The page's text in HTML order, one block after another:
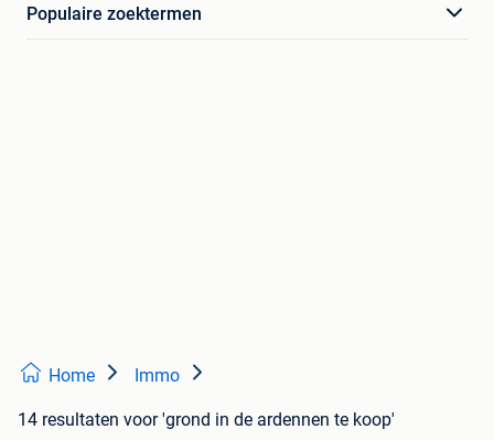
Populaire zoektermen
Home Immo
14 resultaten voor 'grond in de ardennen te koop'